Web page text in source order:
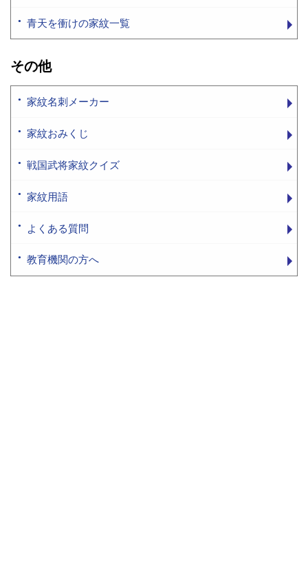
青天を衝けの家紋一覧
その他
家紋名刺メーカー
家紋おみくじ
戦国武将家紋クイズ
家紋用語
よくある質問
教育機関の方へ